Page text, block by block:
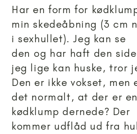
Har en form for
min skedeåbning (3 cm
i sexhullet). Jeg kan se
den og har haft den
jeg lige kan huske, tror
Den er ikke vokset, men
det normalt, at der er en
kødklump dernede? Der
kommer udflåd ud fra